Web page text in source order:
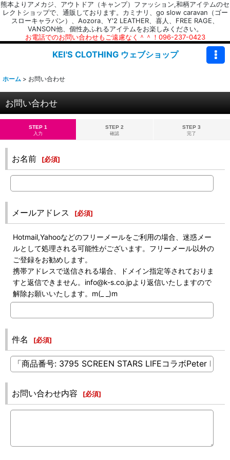
熊本よりアメカジ、アウトドア（キャンプ）ファッション,和柄アイテムのセ
レクトショップで、通販しております。カミナリ、go slow caravan（ゴー
スローキャラバン）、Aozora、Y'2 LEATHER、喜人、FREE RAGE、
VANSON他、個性あふれるアイテムをお楽しみください。
お電話でのお問い合わせもご遠慮なく＾＾！096-237-0423
KEI'S CLOTHING ウェブショップ
ホーム > お問い合わせ
お問い合わせ
STEP 1
入力
STEP 2
確認
STEP 3
完了
お名前 [必須]
メールアドレス [必須]
Hotmail,Yahooなどのフリーメールをご利用の場合、迷惑メー
ルとして処理される可能性がございます。フリーメール以外の
ご登録をお勧めします。
携帯アドレスで送信される場合、ドメイン指定等されておりま
すと返信できません。info@k-s.co.jpより返信いたしますので
解除お願いいたします。m(_ _)m
件名 [必須]
お問い合わせ内容 [必須]